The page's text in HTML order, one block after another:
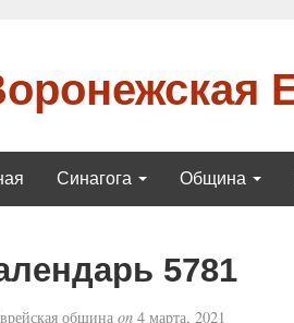
Синагога Община
5781
община on4 марта, 2021